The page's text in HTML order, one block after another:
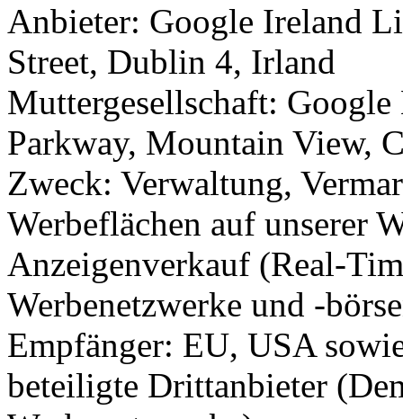
Anbieter: Google Ireland
Street, Dublin 4, Irland
Muttergesellschaft:
Parkway, Mountain View,
Zweck: Verwaltung,
Werbeflächen auf unserer
Anzeigenverkauf (Real-
Werbenetzwerke und -
Empfänger: EU, USA
beteiligte Drittanbieter